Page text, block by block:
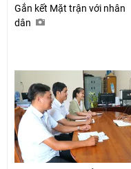
Gắn kết Mặt trận với nhân
dân